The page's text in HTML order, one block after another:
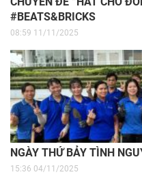
#BEATS&BRICKS
08:59 11/11/2025
NGÀY THỨ BẢY TÌNH
15:36 04/11/2025